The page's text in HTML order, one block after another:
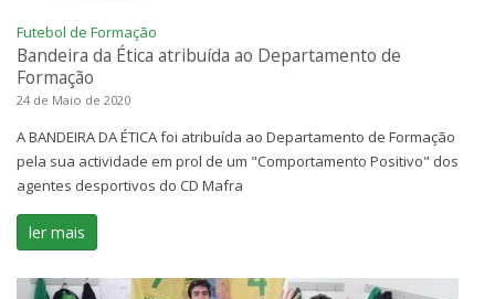
Futebol de Formação
Bandeira da Ética atribuída ao Departamento de
Formação
24 de Maio de 2020
A BANDEIRA DA ÉTICA foi atribuída ao Departamento de Formação
pela sua actividade em prol de um "Comportamento Positivo" dos
agentes desportivos do CD Mafra
ler mais